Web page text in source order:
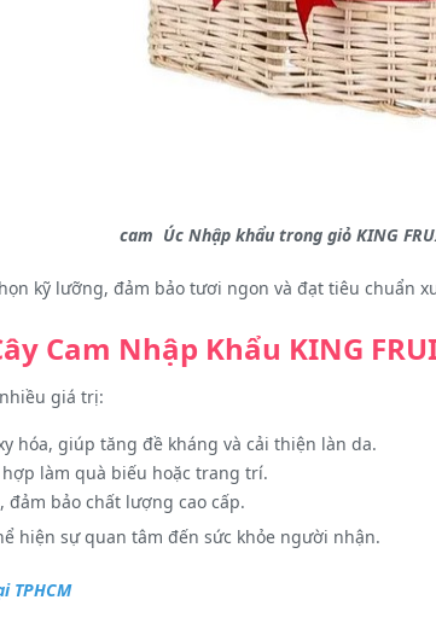
cam Úc Nhập khẩu trong giỏ KING
kỹ lưỡng, đảm bảo tươi ngon và đạt tiêu chuẩn
Cam Nhập Khẩu KING
giá trị:
hóa, giúp tăng đề kháng và cải thiện làn da.
làm quà biếu hoặc trang trí.
bảo chất lượng cao cấp.
hiện sự quan tâm đến sức khỏe người nhận.
TPHCM